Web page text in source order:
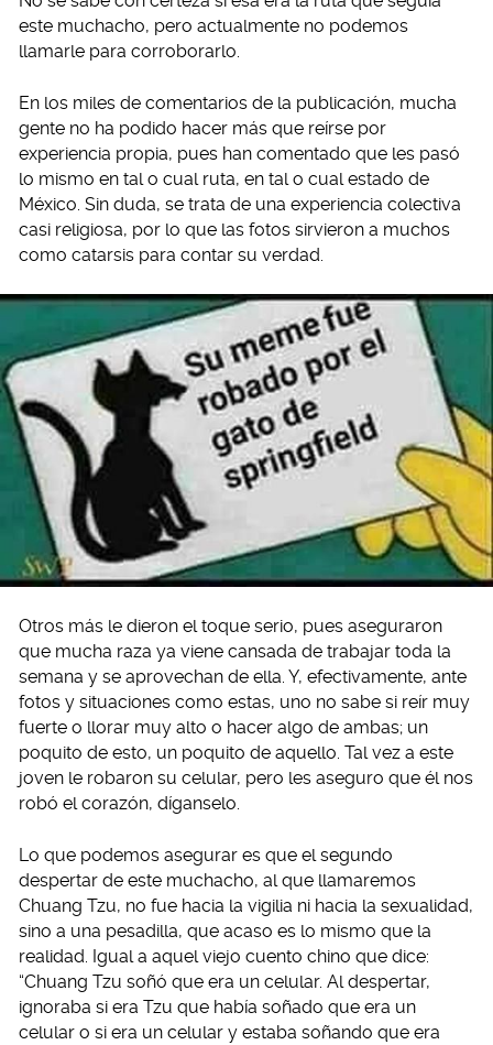
este muchacho, pero actualmente no podemos
llamarle para corroborarlo.
En los miles de comentarios de la publicación, mucha
gente no ha podido hacer más que reírse por
experiencia propia, pues han comentado que les pasó
lo mismo en tal o cual ruta, en tal o cual estado de
México. Sin duda, se trata de una experiencia colectiva
casi religiosa, por lo que las fotos sirvieron a muchos
como catarsis para contar su verdad.
Otros más le dieron el toque serio, pues aseguraron
que mucha raza ya viene cansada de trabajar toda la
semana y se aprovechan de ella. Y, efectivamente, ante
fotos y situaciones como estas, uno no sabe si reír muy
fuerte o llorar muy alto o hacer algo de ambas; un
poquito de esto, un poquito de aquello. Tal vez a este
joven le robaron su celular, pero les aseguro que él nos
robó el corazón, díganselo.
Lo que podemos asegurar es que el segundo
despertar de este muchacho, al que llamaremos
Chuang Tzu, no fue hacia la vigilia ni hacia la sexualidad,
sino a una pesadilla, que acaso es lo mismo que la
realidad. Igual a aquel viejo cuento chino que dice:
“Chuang Tzu soñó que era un celular. Al despertar,
ignoraba si era Tzu que había soñado que era un
celular o si era un celular y estaba soñando que era